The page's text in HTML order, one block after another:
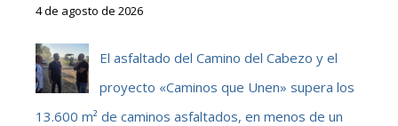
4 de agosto de 2026
El asfaltado del Camino del Cabezo y el
proyecto «Caminos que Unen» supera los
13.600 m² de caminos asfaltados, en menos de un